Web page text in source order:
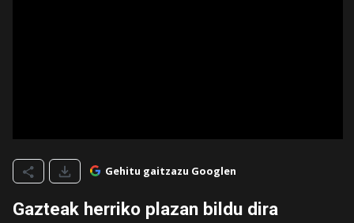
Gehitu gaitzazu Googlen
Gazteak herriko plazan bildu dira